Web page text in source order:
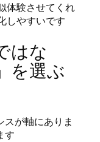
体験させてくれ
しやすいです
はな
を選ぶ
が軸にありま
す